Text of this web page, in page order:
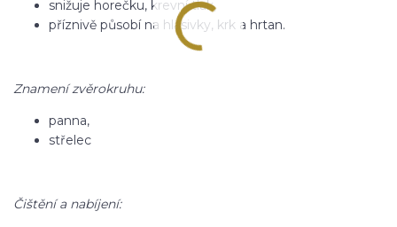
snižuje horečku, krevní tlak,
příznivě působí na hlasivky, krk a hrtan.
Znamení zvěrokruhu:
panna,
střelec
Čištění a nabíjení: